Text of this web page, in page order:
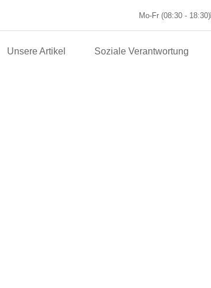
Mo-Fr (08:30 - 18:30)
Unsere Artikel Soziale Verantwortung